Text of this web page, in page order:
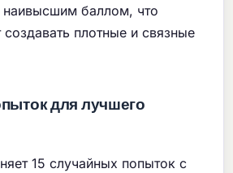
наивысшим баллом, что
создавать плотные и связные
для лучшего
15 случайных попыток с